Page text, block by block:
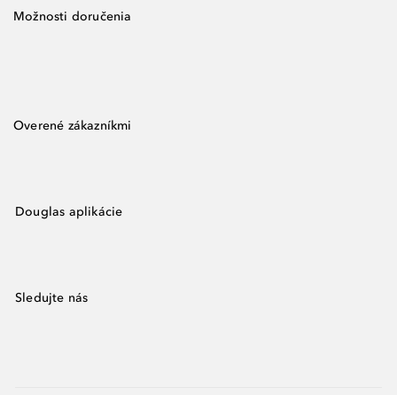
Možnosti doručenia
Overené zákazníkmi
Douglas aplikácie
Sledujte nás